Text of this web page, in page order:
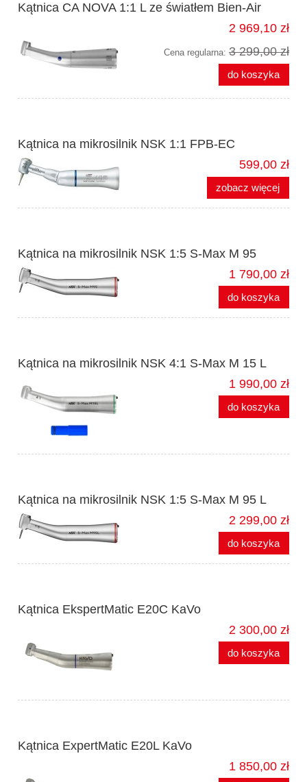
Kątnica CA NOVA 1:1 L ze światłem Bien-Air
2 969,10 zł
Cena regularna: 3 299,00 zł
do koszyka
Kątnica na mikrosilnik NSK 1:1 FPB-EC
599,00 zł
zobacz więcej
Kątnica na mikrosilnik NSK 1:5 S-Max M 95
1 790,00 zł
do koszyka
Kątnica na mikrosilnik NSK 4:1 S-Max M 15 L
1 990,00 zł
do koszyka
Kątnica na mikrosilnik NSK 1:5 S-Max M 95 L
2 299,00 zł
do koszyka
Kątnica EkspertMatic E20C KaVo
2 300,00 zł
do koszyka
Kątnica ExpertMatic E20L KaVo
1 850,00 zł